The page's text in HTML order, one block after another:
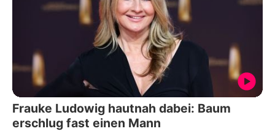
Frauke Ludowig hautnah dabei: Baum
erschlug fast einen Mann